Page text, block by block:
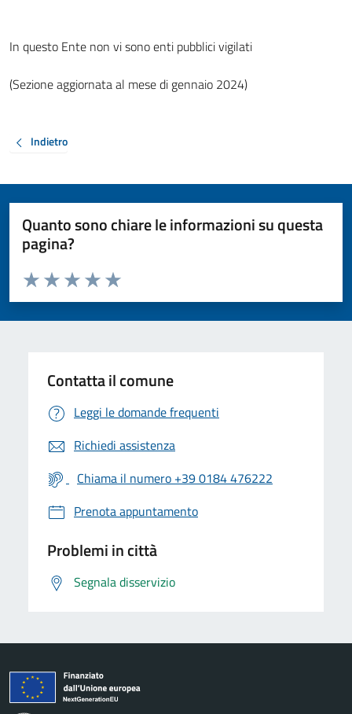
In questo Ente non vi sono enti pubblici vigilati
(Sezione aggiornata al mese di gennaio 2024)
Indietro
Quanto sono chiare le informazioni su questa
pagina?
Valuta da 1 a 5 stelle la pagina
Valuta 5 stelle su 5
Valuta 4 stelle su 5
Valuta 3 stelle su 5
Valuta 2 stelle su 5
Valuta 1 stelle su 5
Contatta il comune
Leggi le domande frequenti
Richiedi assistenza
Chiama il numero +39 0184 476222
Prenota appuntamento
Problemi in città
Segnala disservizio